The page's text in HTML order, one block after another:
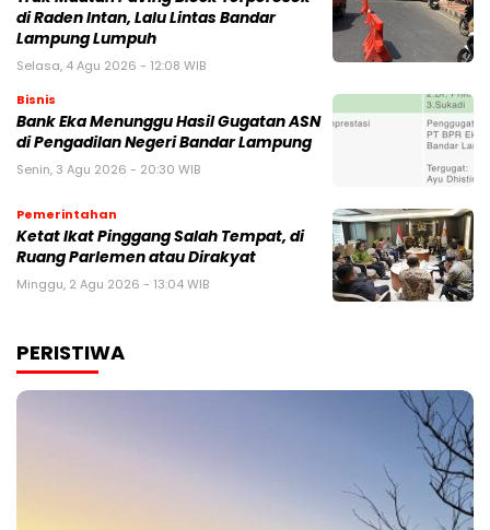
di Raden Intan, Lalu Lintas Bandar
Lampung Lumpuh
Selasa, 4 Agu 2026 - 12:08 WIB
Bisnis
Bank Eka Menunggu Hasil Gugatan ASN
di Pengadilan Negeri Bandar Lampung
Senin, 3 Agu 2026 - 20:30 WIB
Pemerintahan
Ketat Ikat Pinggang Salah Tempat, di
Ruang Parlemen atau Dirakyat
Minggu, 2 Agu 2026 - 13:04 WIB
PERISTIWA